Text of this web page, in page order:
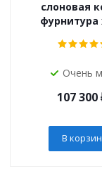
слоновая
фурнитура
Очень
107 300
В